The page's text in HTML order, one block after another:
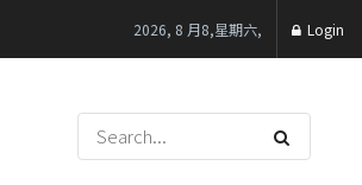
2026, 8 月8,星期六, Login